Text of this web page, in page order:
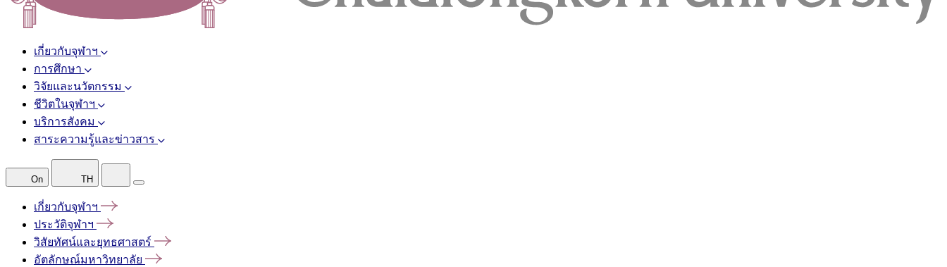
เกี่ยวกับจุฬาฯ
การศึกษา
วิจัยและนวัตกรรม
ชีวิตในจุฬาฯ
บริการสังคม
สาระความรู้และข่าวสาร
On TH
เกี่ยวกับจุฬาฯ
ประวัติจุฬาฯ
วิสัยทัศน์และยุทธศาสตร์
อัตลักษณ์มหาวิทยาลัย